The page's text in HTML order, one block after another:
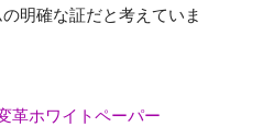
明確な証だと考えていま
革ホワイトペーパー